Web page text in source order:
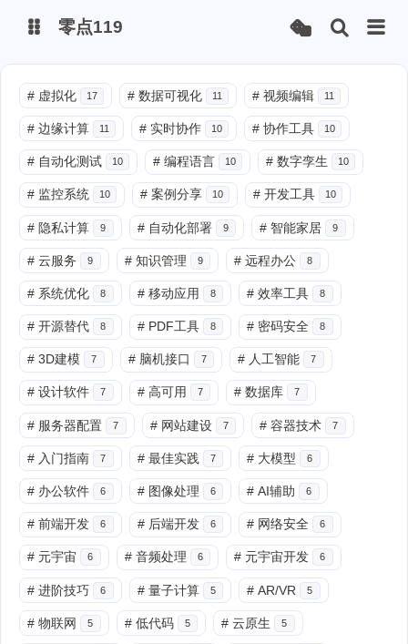
微博
抖音
零点119
# 虚拟化 17 # 数据可视化 11 # 视频编辑 11
# 边缘计算 11 # 实时协作 10 # 协作工具 10
# 自动化测试 10 # 编程语言 10 # 数字孪生 10
# 监控系统 10 # 案例分享 10 # 开发工具 10
# 隐私计算 9 # 自动化部署 9 # 智能家居 9
# 云服务 9 # 知识管理 9 # 远程办公 8
# 系统优化 8 # 移动应用 8 # 效率工具 8
# 开源替代 8 # PDF工具 8 # 密码安全 8
# 3D建模 7 # 脑机接口 7 # 人工智能 7
# 设计软件 7 # 高可用 7 # 数据库 7
# 服务器配置 7 # 网站建设 7 # 容器技术 7
# 入门指南 7 # 最佳实践 7 # 大模型 6
# 办公软件 6 # 图像处理 6 # AI辅助 6
# 前端开发 6 # 后端开发 6 # 网络安全 6
# 元宇宙 6 # 音频处理 6 # 元宇宙开发 6
# 进阶技巧 6 # 量子计算 5 # AR/VR 5
# 物联网 5 # 低代码 5 # 云原生 5